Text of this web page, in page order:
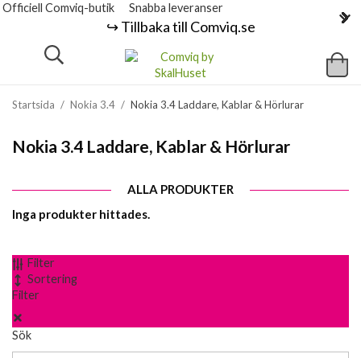
Officiell Comviq-butik Snabba leveranser
↪️ Tillbaka till Comviq.se
Startsida / Nokia 3.4 / Nokia 3.4 Laddare, Kablar & Hörlurar
Nokia 3.4 Laddare, Kablar & Hörlurar
ALLA PRODUKTER
Inga produkter hittades.
Filter
Sortering
Filter
Sök